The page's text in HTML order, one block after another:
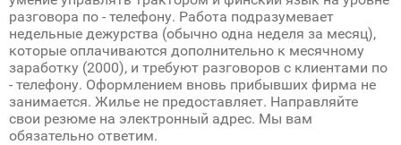
разговора по - телефону. Работа подразумевает
недельные дежурства (обычно одна неделя за месяц),
которые оплачиваются дополнительно к месячному
заработку (2000), и требуют разговоров с клиентами по
- телефону. Оформлением вновь прибывших фирма не
занимается. Жилье не предоставляет. Направляйте
свои резюме на электронный адрес. Мы вам
обязательно ответим.